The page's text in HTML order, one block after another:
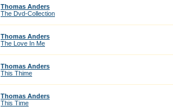
Thomas Anders
The Dvd-Collection
Thomas Anders
The Love In Me
Thomas Anders
This Thime
Thomas Anders
This Time